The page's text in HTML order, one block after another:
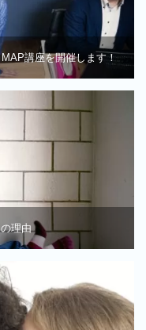
講座を開催します！
理由